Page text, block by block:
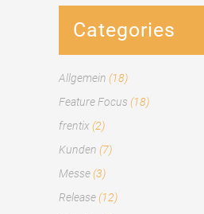
Categories
Allgemein (18)
Feature Focus (18)
frentix(2)
Kunden (7)
Messe(3)
Release(12)